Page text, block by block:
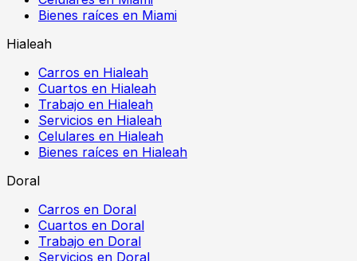
Bienes raíces en Miami
Hialeah
Carros en Hialeah
Cuartos en Hialeah
Trabajo en Hialeah
Servicios en Hialeah
Celulares en Hialeah
Bienes raíces en Hialeah
Doral
Carros en Doral
Cuartos en Doral
Trabajo en Doral
Servicios en Doral